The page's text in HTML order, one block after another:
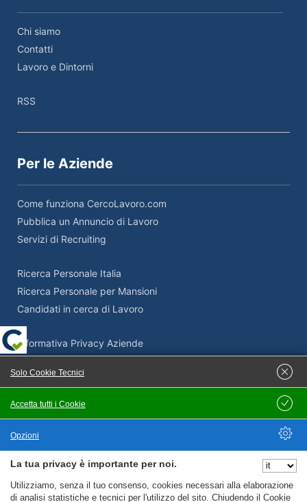
Chi siamo
Contatti
Lavoro e Dintorni
RSS
Per le Aziende
Come funziona CercoLavoro.com
Pubblica un Annuncio di Lavoro
Servizi di Recruiting
Ricerca Personale Italia
Ricerca Personale per Mansioni
Candidati in cerca di Lavoro
Informativa Privacy Aziende
Adempimenti Privacy Aziende
Come pubblicare un’offerta di lavoro su Cercolavoro.com
Servizi Privacy
La tua privacy è importante per noi.
Utilizziamo, senza il tuo consenso, cookies necessari alla elaborazione
di analisi statistiche e tecnici per l'utilizzo del sito. Chiudendo il Cookie
Accetta tutti i Cookie
Solo Cookie Tecnici
Salva
Opzioni
Nascondi Opzioni